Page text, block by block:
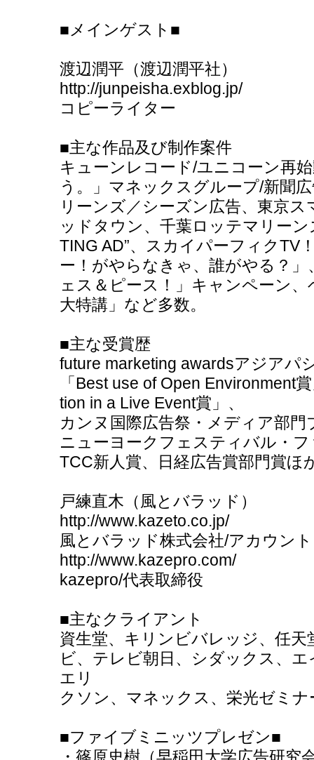
■メインゲスト■
渡辺潤平（渡辺潤平社）
http://junpeisha.exblog.jp/
コピーライター
■主な作品及び制作案件
キューンレコード/ユニコーン再
う。」マネックスグループ/新聞
リーンズ／シーズン広告、東京
ッドタウン、千葉ロッテマリーン
TING AD”、スカイパーフィクTV
ー！がやらなきゃ、誰がやる？
ェス＆ピース！」キャンペーン
大特講」など多数。
■主な受賞歴
future marketing awardsアジアパ
「Best use of Open Environment
tion in a Live Event賞」、
カンヌ国際広告祭・メディア部門
ニューヨークフェスティバル・
TCC新人賞、日経広告賞部門賞ほ
戸練直木（風とバラッド）
http://www.kazeto.co.jp/
風とバラッド株式会社/アカウン
http://www.kazepro.com/
kazepro/代表取締役
■主なクライアント
資生堂、キリンビバレッジ、任
ビ、テレビ朝日、シダックス、
エリ
クソン、マネックス、栄光ゼミ
■ファイブミニッツプレゼン■
・篠原史樹（早稲田大学広告研究